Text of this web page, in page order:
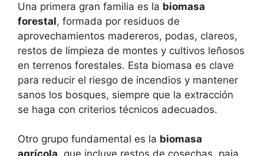
Una primera gran familia es la biomasa
forestal, formada por residuos de
aprovechamientos madereros, podas, clareos,
restos de limpieza de montes y cultivos leñosos
en terrenos forestales. Esta biomasa es clave
para reducir el riesgo de incendios y mantener
sanos los bosques, siempre que la extracción
se haga con criterios técnicos adecuados.
Otro grupo fundamental es la biomasa